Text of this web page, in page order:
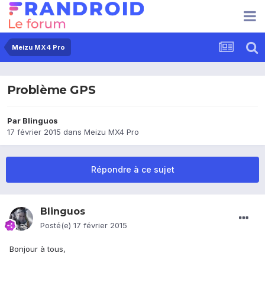
Meizu MX4 Pro
Problème GPS
Par Blinguos
17 février 2015 dans Meizu MX4 Pro
Répondre à ce sujet
Blinguos
Posté(e) 17 février 2015
Bonjour à tous,